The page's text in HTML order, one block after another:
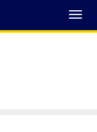
Abrir
Menu